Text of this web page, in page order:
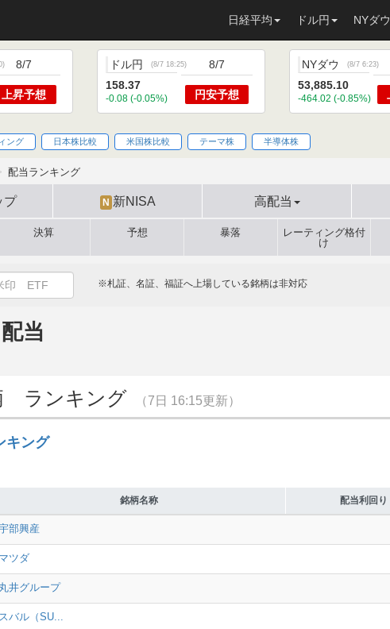
日経平均 ドル円 NYダウ
) 8/7
上昇予想
ドル円 (8/7 18:25)
158.37
-0.08 (-0.05%)
8/7
円安予想
NYダウ (8/7 6:23)
53,885.10
-464.02 (-0.85%)
ング 日本株比較 米国株比較 テーマ株 半導体株
配当ランキング
プ N 新NISA 高配当
決算 予想 暴落
レーティング格付
け
※札証、名証、福証へ上場している銘柄は非対応
当
ランキング （7日 16:15更新）
キング
銘柄名称 配当利回り
部興産
マツダ
丸井グループ
スバル（SU...